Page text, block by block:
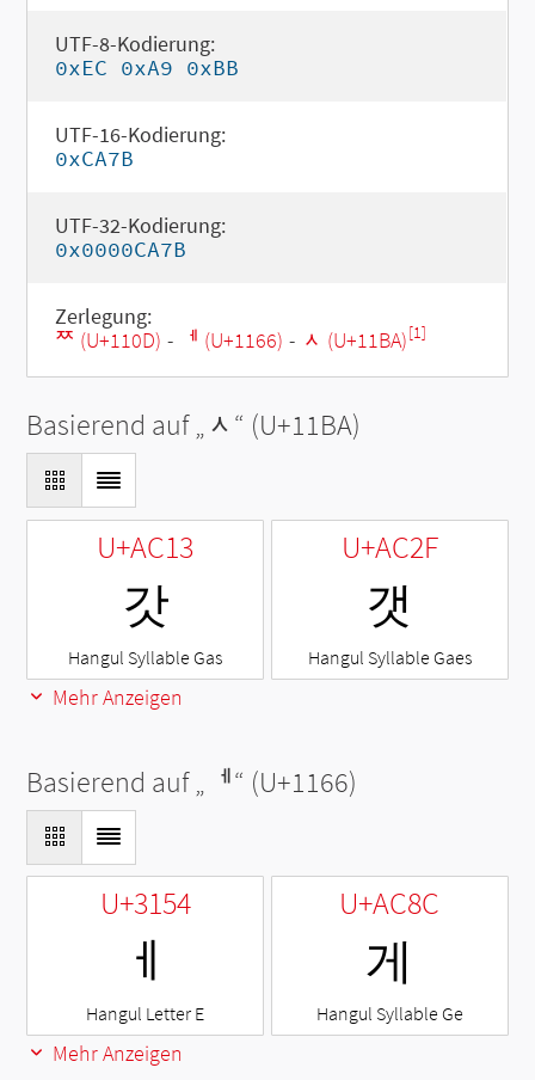
UTF-8-Kodierung:
0xEC 0xA9 0xBB
UTF-16-Kodierung:
0xCA7B
UTF-32-Kodierung:
0x0000CA7B
Zerlegung:
ᄍ (U+110D) - ᅦ (U+1166) - ᆺ (U+11BA)[1]
Basierend auf „ᆺ“ (U+11BA)
U+AC13
갓
Hangul Syllable Gas
U+AC2F
갯
Hangul Syllable Gaes
Mehr Anzeigen
Basierend auf „ ᅦ“ (U+1166)
U+3154
ㅔ
Hangul Letter E
U+AC8C
게
Hangul Syllable Ge
Mehr Anzeigen